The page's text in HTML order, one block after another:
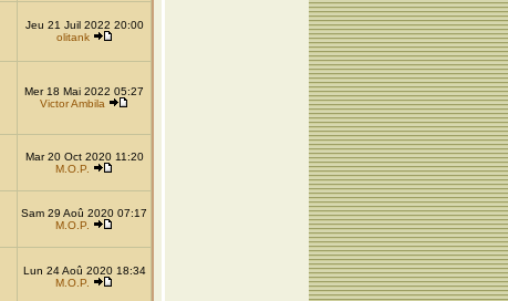
Jeu 21 Juil 2022 20:00
olitank
Mer 18 Mai 2022 05:27
Victor Ambila
Mar 20 Oct 2020 11:20
M.O.P.
Sam 29 Aoû 2020 07:17
M.O.P.
Lun 24 Aoû 2020 18:34
M.O.P.